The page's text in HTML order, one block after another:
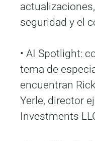
seguridad y el
• AI Spotlight:
tema de
encuentran
Yerle, director
Investments